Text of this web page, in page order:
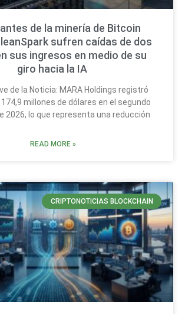
de la minería de Bitcoin
sufren caídas de dos
sus ingresos en medio de su
giro hacia la IA
de la Noticia: MARA Holdings registró
millones de dólares en el segundo
2026, lo que representa una reducción
READ MORE »
CRIPTONOTICIAS BLOCKCHAIN